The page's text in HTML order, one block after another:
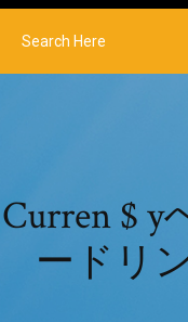
Curren $
ードリ